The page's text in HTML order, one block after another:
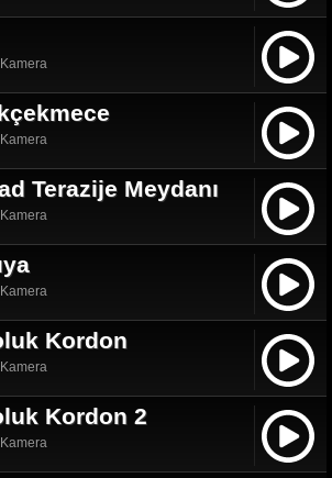
Kamera
Kamera
Terazije Meydanı
Kamera
Kamera
Kordon
Kamera
Kordon 2
Kamera